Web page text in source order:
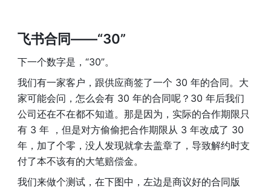
飞书合同——“30”
下一个数字是，“30”。
我们有一家客户，跟供应商签了一个 30 年的合同。大
家可能会问，怎么会有 30 年的合同呢？30 年后我们
公司还在不在都不知道。那是因为，实际的合作期限只
有 3 年 ，但是对方偷偷把合作期限从 3 年改成了 30
年，加了个零，没人发现就拿去盖章了，导致解约时支
付了本不该有的大笔赔偿金。
我们来做个测试，在下图中，左边是商议好的合同版